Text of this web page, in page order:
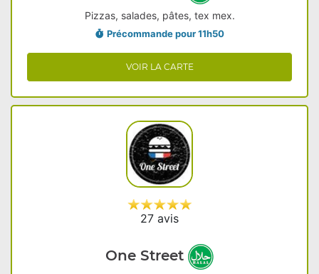
Pizzas, salades, pâtes, tex mex.
Précommande pour 11h50
VOIR LA CARTE
27 avis
One Street